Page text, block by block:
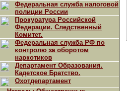
Федеральная служба налоговой
полиции России
Прокуратура Российской
Федерации. Следственный
Комитет.
Федеральная служба РФ по
контролю за оборотом
наркотиков
Департамент Образования.
Кадетское Братство.
Охотдепартамент